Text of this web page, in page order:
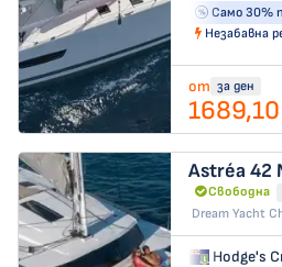
Само 30%
Незабавна
от за ден
Astréa 42
Свободна
Dream Yacht
Hodge's